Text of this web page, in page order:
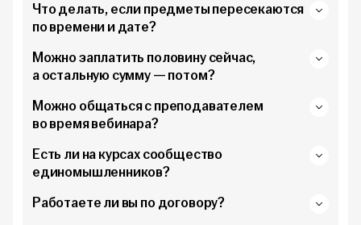
Что делать, если предметы пересекаются
по времени и дате?
Можно заплатить половину сейчас,
а остальную сумму — потом?
Можно общаться с преподавателем
во время вебинара?
Есть ли на курсах сообщество
единомышленников?
Работаете ли вы по договору?